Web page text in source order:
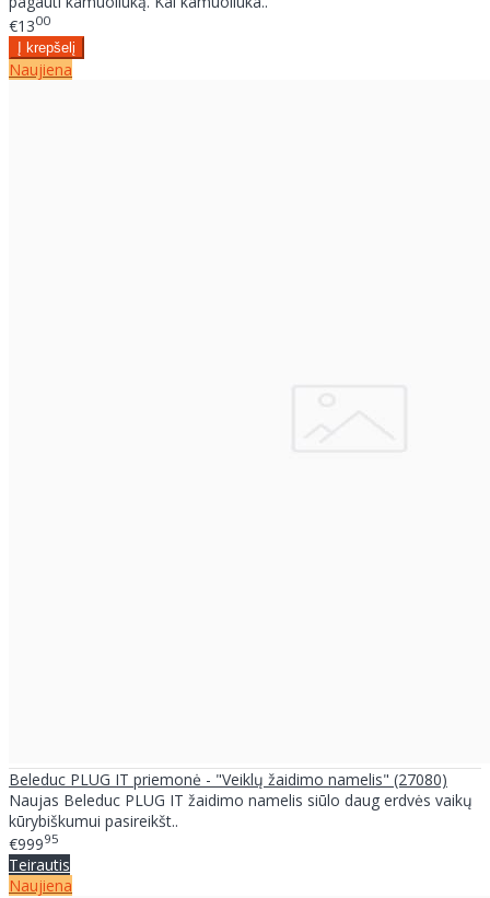
€1300
Naujiena
Beleduc PLUG IT priemonė - "Veiklų žaidimo namelis" (27080)
Naujas Beleduc PLUG IT žaidimo namelis siūlo daug erdvės vaikų
kūrybiškumui pasireikšt..
€99995
Teirautis
Naujiena